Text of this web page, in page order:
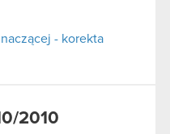
- korekta
2010